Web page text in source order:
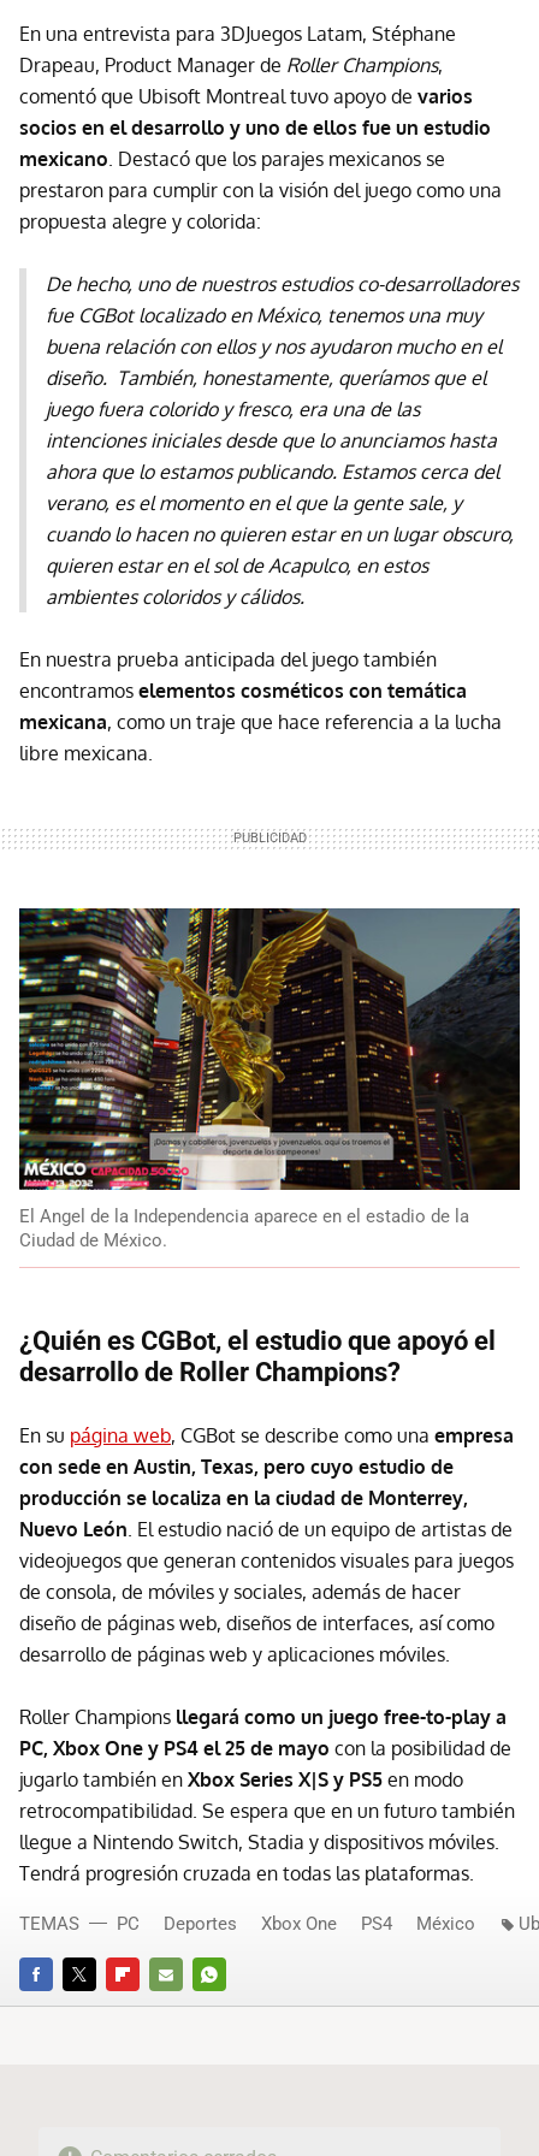
En una entrevista para 3DJuegos Latam, Stéphane
Drapeau, Product Manager de Roller Champions,
comentó que Ubisoft Montreal tuvo apoyo de varios
socios en el desarrollo y uno de ellos fue un estudio
mexicano . Destacó que los parajes mexicanos se
prestaron para cumplir con la visión del juego como una
propuesta alegre y colorida:
De hecho, uno de nuestros estudios co-desarrolladores
fue CGBot localizado en México, tenemos una muy
buena relación con ellos y nos ayudaron mucho en el
diseño. También, honestamente, queríamos que el
juego fuera colorido y fresco, era una de las
intenciones iniciales desde que lo anunciamos hasta
ahora que lo estamos publicando. Estamos cerca del
verano, es el momento en el que la gente sale, y
cuando lo hacen no quieren estar en un lugar obscuro,
quieren estar en el sol de Acapulco, en estos
ambientes coloridos y cálidos.
En nuestra prueba anticipada del juego también
encontramos elementos cosméticos con temática
mexicana, como un traje que hace referencia a la lucha
libre mexicana.
El Angel de la Independencia aparece en el estadio de la
Ciudad de México.
¿Quién es CGBot, el estudio que apoyó el
desarrollo de Roller Champions?
En su página web, CGBot se describe como una empresa
con sede en Austin, Texas, pero cuyo estudio de
producción se localiza en la ciudad de Monterrey,
Nuevo León . El estudio nació de un equipo de artistas de
videojuegos que generan contenidos visuales para juegos
de consola, de móviles y sociales, además de hacer
diseño de páginas web, diseños de interfaces, así como
desarrollo de páginas web y aplicaciones móviles.
Roller Champions llegará como un juego free-to-play a
PC, Xbox One y PS4 el 25 de mayo con la posibilidad de
jugarlo también en Xbox Series X|S y PS5 en modo
retrocompatibilidad. Se espera que en un futuro también
llegue a Nintendo Switch, Stadia y dispositivos móviles.
Tendrá progresión cruzada en todas las plataformas.
FACEBOOKTWITTERFLIPBOARD
E-
WHATSAPP
TEMAS PC Deportes Xbox One PS4 México